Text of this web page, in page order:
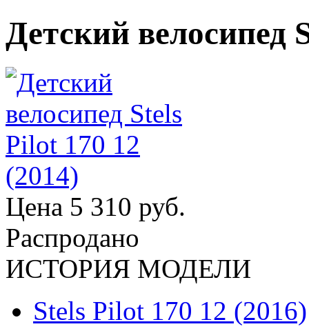
Детский велосипед
Цена 5 310 руб.
Распродано
ИСТОРИЯ МОДЕЛИ
Stels Pilot 170 12 (2016)